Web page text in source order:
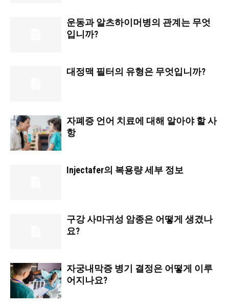
운동과 알츠하이머병의 관계는 무엇
입니까?
대정맥 필터의 유형은 무엇입니까?
자폐증 언어 치료에 대해 알아야 할 사
항
Injectafer의 복용량 세부 정보
구강 사마귀성 암종은 어떻게 생겼나
요?
자궁내막증 병기 결정은 어떻게 이루
어지나요?